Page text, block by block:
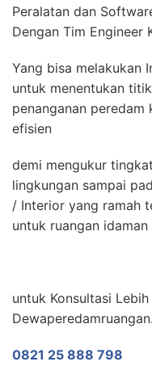
Peralatan dan
Dengan Tim Engineer
Yang bisa melakukan
untuk menentukan
penanganan
efisien
demi mengukur
lingkungan sampai
/ Interior yang ramah
untuk ruangan
untuk Konsultasi
0821 25 888 798